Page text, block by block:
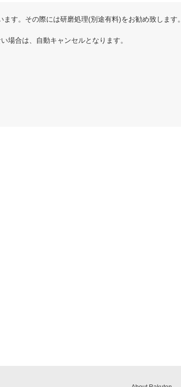
す。その際には研磨処理(別途有料)をお勧め致します。
場合は、自動キャンセルとなります。